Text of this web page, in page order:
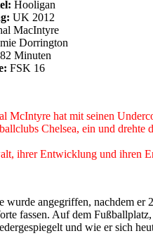
Hooligan
UK 2012
MacIntyre
Dorrington
82 Minuten
FSK 16
hat mit seinen
Chelsea, ein und drehte
ihrer Entwicklung und ihren
angegriffen, nachdem
fassen. Auf dem
und wie er sich